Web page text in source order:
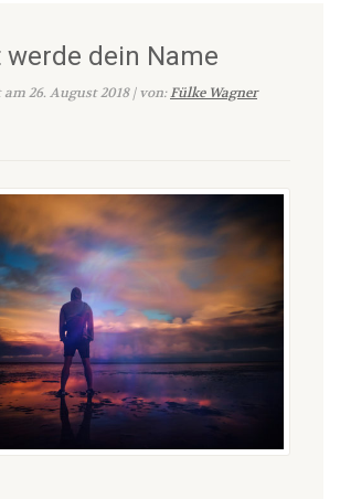
werde dein Name
26. August 2018 | von:Fülke Wagner